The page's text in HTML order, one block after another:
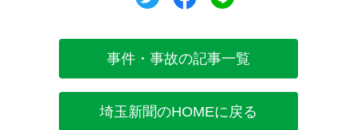
事件・事故の記事一覧
埼玉新聞のHOMEに戻る